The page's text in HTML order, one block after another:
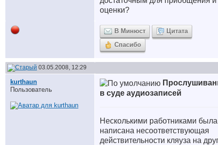
оценки?
В Минюст
Цитата
Спасибо
03.05.2008, 12:29
kurthaun
Пользователь
в суде аудиозаписей
Несколькими работниками была
написана несоответствующая
действительности кляуза на